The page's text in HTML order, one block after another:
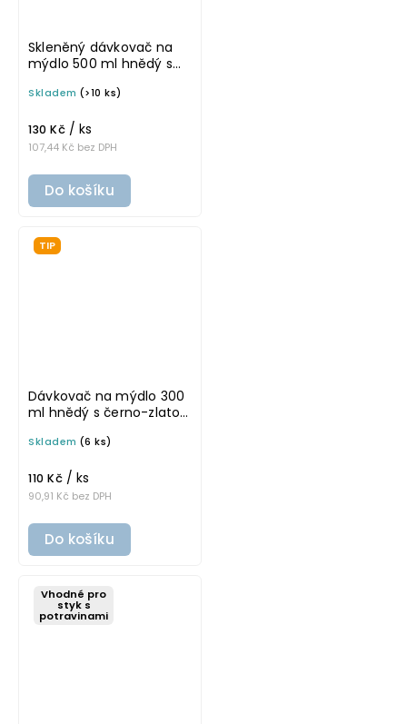
Skleněný dávkovač na
mýdlo 500 ml hnědý s
MONA
Skladem (>10 ks)
107,44 Kč bez DPH
130 Kč / ks
Do košíku
TIP
Dávkovač na mýdlo 300
ml hnědý s černo-zlatou
Skladem (6 ks)
90,91 Kč bez DPH
110 Kč / ks
Do košíku
Vhodné pro
styk s
potravinami